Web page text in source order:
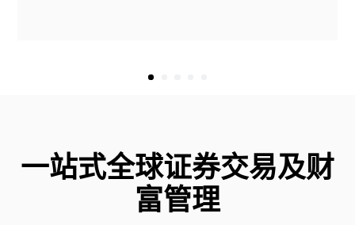
一站式全球证券交易及财
富管理